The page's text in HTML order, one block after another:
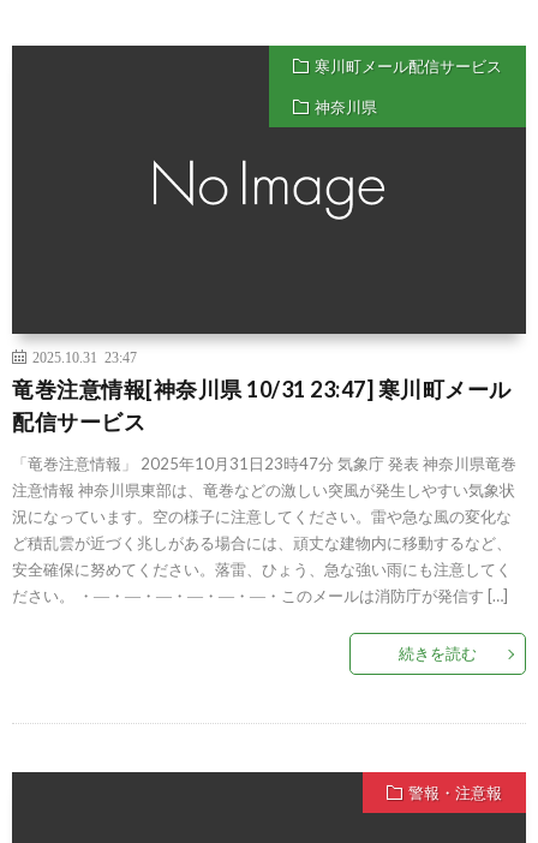
寒川町メール配信サービス
神奈川県
2025.10.31 23:47
竜巻注意情報[神奈川県 10/31 23:47] 寒川町メール
配信サービス
「竜巻注意情報」 2025年10月31日23時47分 気象庁 発表 神奈川県竜巻
注意情報 神奈川県東部は、竜巻などの激しい突風が発生しやすい気象状
況になっています。空の様子に注意してください。雷や急な風の変化な
ど積乱雲が近づく兆しがある場合には、頑丈な建物内に移動するなど、
安全確保に努めてください。落雷、ひょう、急な強い雨にも注意してく
ださい。 ・―・―・―・―・―・―・このメールは消防庁が発信す […]
続きを読む
警報・注意報